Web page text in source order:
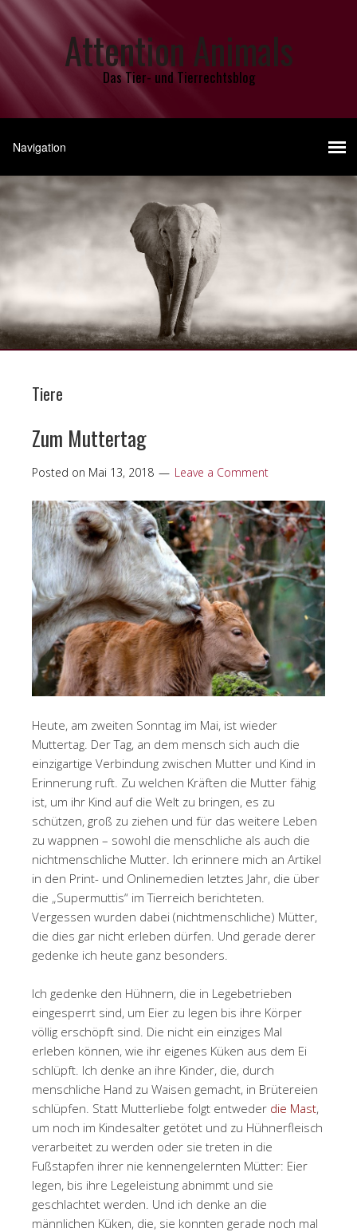
Attention Animals
Das Tier- und Tierrechtsblog
Tiere
Zum Muttertag
Posted on Mai 13, 2018 Leave a Comment
Heute, am zweiten Sonntag im Mai, ist wieder
Muttertag. Der Tag, an dem mensch sich auch die
einzigartige Verbindung zwischen Mutter und Kind in
Erinnerung ruft. Zu welchen Kräften die Mutter fähig
ist, um ihr Kind auf die Welt zu bringen, es zu
schützen, groß zu ziehen und für das weitere Leben
zu wappnen – sowohl die menschliche als auch die
nichtmenschliche Mutter. Ich erinnere mich an Artikel
in den Print- und Onlinemedien letztes Jahr, die über
die „Supermuttis“ im Tierreich berichteten.
Vergessen wurden dabei (nichtmenschliche) Mütter,
die dies gar nicht erleben dürfen. Und gerade derer
gedenke ich heute ganz besonders.
Ich gedenke den Hühnern, die in Legebetrieben
eingesperrt sind, um Eier zu legen bis ihre Körper
völlig erschöpft sind. Die nicht ein einziges Mal
erleben können, wie ihr eigenes Küken aus dem Ei
schlüpft. Ich denke an ihre Kinder, die, durch
menschliche Hand zu Waisen gemacht, in Brütereien
schlüpfen. Statt Mutterliebe folgt entweder die Mast,
um noch im Kindesalter getötet und zu Hühnerfleisch
verarbeitet zu werden oder sie treten in die
Fußstapfen ihrer nie kennengelernten Mütter: Eier
legen, bis ihre Legeleistung abnimmt und sie
geschlachtet werden. Und ich denke an die
männlichen Küken, die, sie konnten gerade noch mal